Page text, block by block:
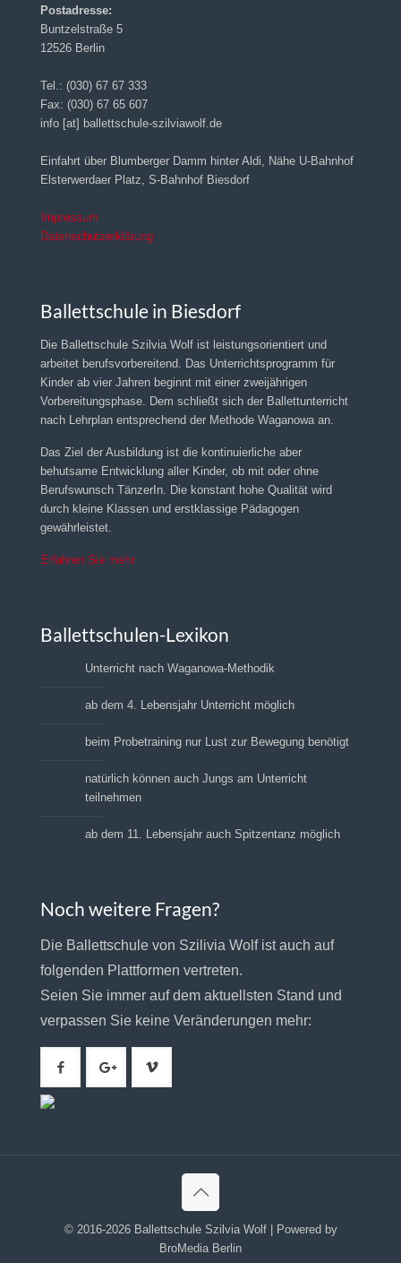
Postadresse:
Buntzelstraße 5
12526 Berlin
Tel.: (030) 67 67 333
Fax: (030) 67 65 607
info [at] ballettschule-szilviawolf.de
Einfahrt über Blumberger Damm hinter Aldi, Nähe U-Bahnhof
Elsterwerdaer Platz, S-Bahnhof Biesdorf
Impressum
Datenschutzerklärung
Ballettschule in Biesdorf
Die Ballettschule Szilvia Wolf ist leistungsorientiert und
arbeitet berufsvorbereitend. Das Unterrichtsprogramm für
Kinder ab vier Jahren beginnt mit einer zweijährigen
Vorbereitungsphase. Dem schließt sich der Ballettunterricht
nach Lehrplan entsprechend der Methode Waganowa an.
Das Ziel der Ausbildung ist die kontinuierliche aber
behutsame Entwicklung aller Kinder, ob mit oder ohne
Berufswunsch TänzerIn. Die konstant hohe Qualität wird
durch kleine Klassen und erstklassige Pädagogen
gewährleistet.
Erfahren Sie mehr
Ballettschulen-Lexikon
Unterricht nach Waganowa-Methodik
ab dem 4. Lebensjahr Unterricht möglich
beim Probetraining nur Lust zur Bewegung benötigt
natürlich können auch Jungs am Unterricht
teilnehmen
ab dem 11. Lebensjahr auch Spitzentanz möglich
Noch weitere Fragen?
Die Ballettschule von Szilivia Wolf ist auch auf
folgenden Plattformen vertreten.
Seien Sie immer auf dem aktuellsten Stand und
verpassen Sie keine Veränderungen mehr:
© 2016-2026 Ballettschule Szilvia Wolf | Powered by
BroMedia Berlin